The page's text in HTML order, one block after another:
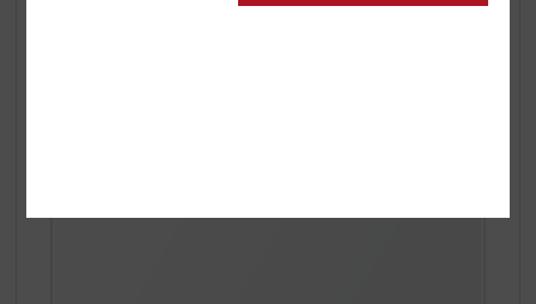
Vergisting gaat relatief traag, de hoofdvergisting duurt